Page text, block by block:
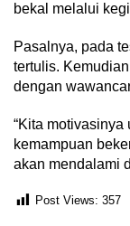
bekal melalui
Pasalnya, pada
tertulis.
dengan
“Kita
kemampuan
akan mendalami
Post Views: 357